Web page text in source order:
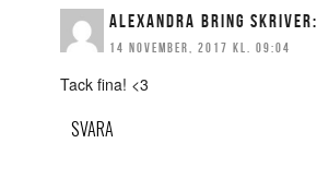
ALEXANDRA BRING SKRIVER:
14 NOVEMBER, 2017 KL. 09:04
Tack fina! <3
SVARA